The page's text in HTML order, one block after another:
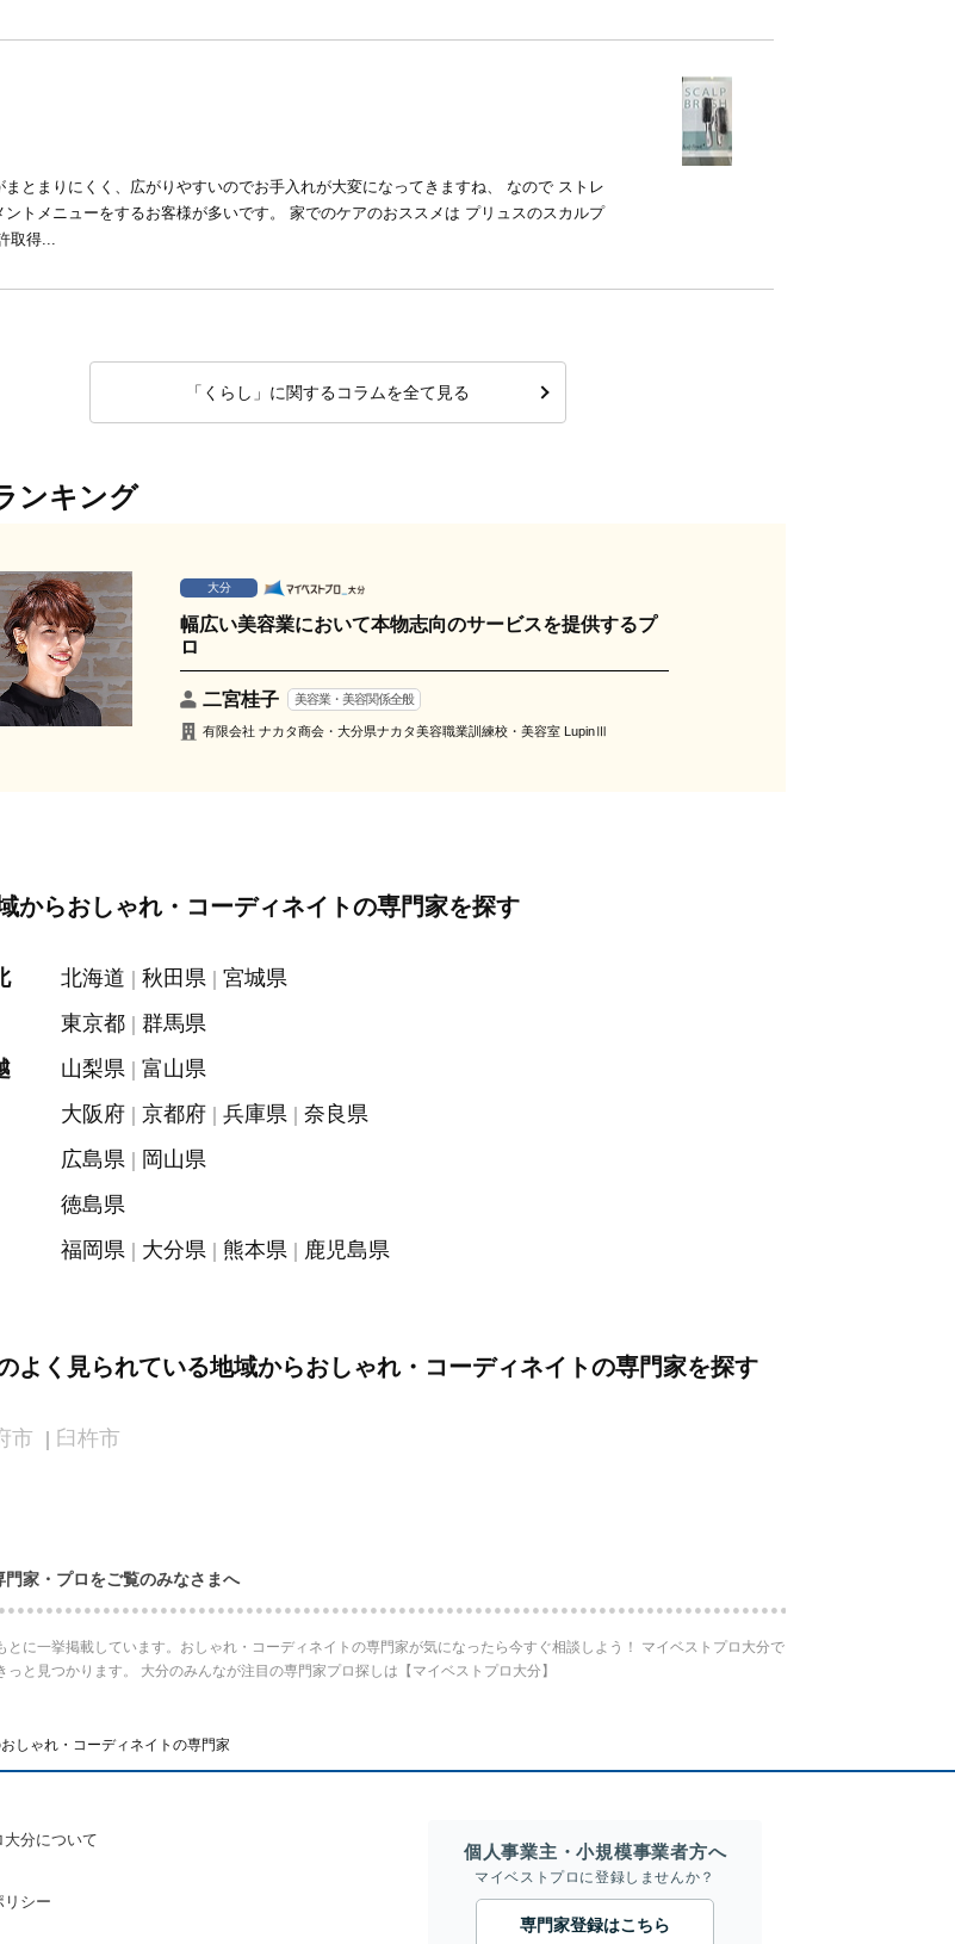
まとまりにくく、広がりやすいのでお手入れが大変になってきますね、 なので ストレ
ントメニューをするお客様が多いです。 家でのケアのおススメは プリュスのスカルプ
取得...
「くらし」に関するコラムを全て見る
ンキング
大分
幅広い美容業において本物志向のサービスを提供するプ
ロ
二宮桂子 美容業・美容関係全般
有限会社 ナカタ商会・大分県ナカタ美容職業訓練校・美容室 LupinⅢ
からおしゃれ・コーディネイトの専門家を探す
北海道 秋田県
宮城県
東京都
群馬県
山梨県
富山県
大阪府 京都府 兵庫県
奈良県
広島県
岡山県
徳島県
福岡県 大分県 熊本県 鹿児島県
よく見られている地域からおしゃれ・コーディネイトの専門家を探す
市 臼杵市
門家・プロをご覧のみなさまへ
に一挙掲載しています。おしゃれ・コーディネイトの専門家が気になったら今すぐ相談しよう！ マイベストプロ大分で
と見つかります。 大分のみんなが注目の専門家プロ探しは【マイベストプロ大分】
しゃれ・コーディネイトの専門家
分について
リシー
個人事業主・小規模事業者方へ
マイベストプロに登録しませんか？
専門家登録はこちら